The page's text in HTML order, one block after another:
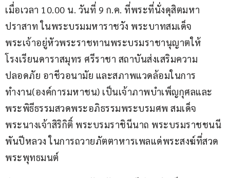
เมื่อเวลา 10.00 น. วันที่ 9 ก.ค. ที่พระที่นั่งดุสิตมหา
ปราสาท ในพระบรมมหาราชวัง พระบาทสมเด็จ
พระเจ้าอยู่หัวพระราชทานพระบรมราชานุญาตให้
โรงเรียนดาราสมุทร ศรีราชา สถาบันส่งเสริมความ
ปลอดภัย อาชีวอนามัย และสภาพแวดล้อมในการ
ทำงาน(องค์การมหาชน) เป็นเจ้าภาพบำเพ็ญกุศลและ
พระพิธีธรรมสวดพระอภิธรรมพระบรมศพ สมเด็จ
พระนางเจ้าสิริกิติ์ พระบรมราชินีนาถ พระบรมราชชนนี
พันปีหลวง ในการถวายภัตตาหารเพลแด่พระสงฆ์ที่สวด
พระพุทธมนต์